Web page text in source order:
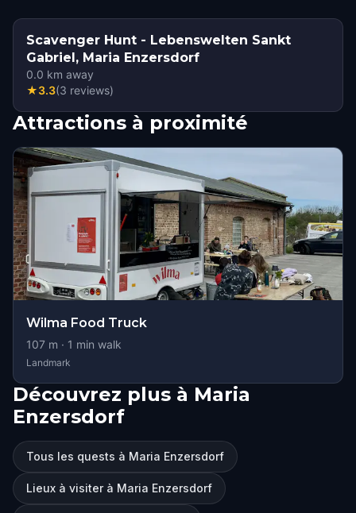
Scavenger Hunt - Lebenswelten Sankt
Gabriel, Maria Enzersdorf
0.0 km away
★3.3(3 reviews)
Attractions à proximité
Wilma Food Truck
107 m · 1 min walk
Landmark
Découvrez plus à Maria
Enzersdorf
Tous les quests à Maria Enzersdorf
Lieux à visiter à Maria Enzersdorf